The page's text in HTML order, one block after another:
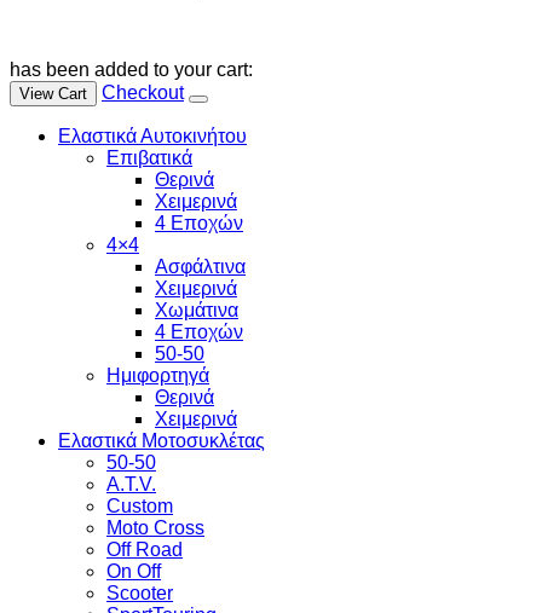
has been added to your cart:
View Cart Checkout
Ελαστικά Αυτοκινήτου
Επιβατικά
Θερινά
Χειμερινά
4 Εποχών
4×4
Ασφάλτινα
Χειμερινά
Χωμάτινα
4 Εποχών
50-50
Ημιφορτηγά
Θερινά
Χειμερινά
Ελαστικά Μοτοσυκλέτας
50-50
A.T.V.
Custom
Moto Cross
Off Road
On Off
Scooter